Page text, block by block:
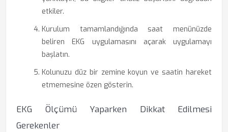
etkiler.
Kurulum tamamlandığında saat menünüzde
beliren EKG uygulamasını açarak uygulamayı
başlatın.
Kolunuzu düz bir zemine koyun ve saatin hareket
etmemesine özen gösterin.
EKG Ölçümü Yaparken Dikkat Edilmesi
Gerekenler